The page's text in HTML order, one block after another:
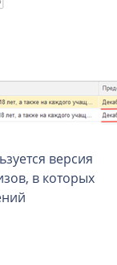
версия
в которых